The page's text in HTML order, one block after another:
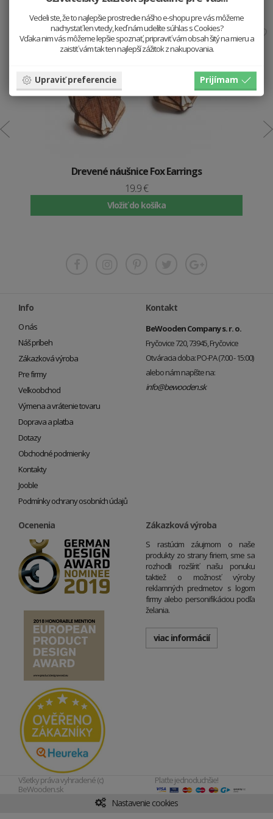
Drevené náušnice Fox Earrings
19.9 €
Vložiť do košíka
Info
O nás
Náš príbeh
Zákazková výroba
Pre firmy
Veľkoobchod
Výmena a vrátenie tovaru
Doprava a platba
Dotazy
Obchodné podmienky
Kontakty
Jooble
Podmínky ochrany osobních údajů
Kontakt
BeWooden Company s. r. o.
Fryčovice 720, 73945, Fryčovice
Otváracia doba: PO-PA (7:00 - 15:00)
alebo nám napíšte na:
info@bewooden.sk
Ocenenia Zákazková výroba
S rastúcim záujmom o naše
produkty zo strany firiem, sme sa
rozhodli rozšíriť našu ponuku
taktiež o možnosť výroby
reklamných predmetov s logom
firmy alebo personifikáciou podľa
želania.
viac informácií
Všetky práva vyhradené (c)
BeWooden.sk
Plaťte jednoduchšie!
Nastavenie cookies
Vedeli ste, že to najlepšie prostredie nášho e-shopu pre vás môžeme
nachystať len vtedy, keď nám udelíte súhlas s Cookies?
Vďaka nim vás môžeme lepšie spoznať, pripraviť vám obsah šitý na mieru a
zaistiť vám tak ten najlepší zážitok z nakupovania.
Upraviť preferencie Prijímam